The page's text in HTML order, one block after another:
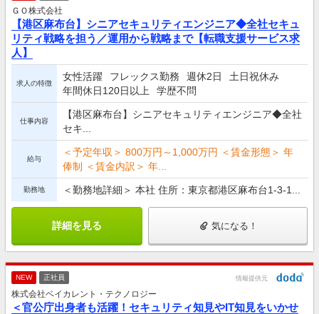
ＧＯ株式会社
【港区麻布台】シニアセキュリティエンジニア◆全社セキュ
リティ戦略を担う／運用から戦略まで【転職支援サービス求
人】
求人の特徴
女性活躍 フレックス勤務 週休2日
土日祝休み
年間休日120日以上
学歴不問
仕事内容
【港区麻布台】シニアセキュリティエンジニア◆全社
セキ...
給与
＜予定年収＞ 800万円～1,000万円 ＜賃金形態＞ 年
俸制 ＜賃金内訳＞ 年...
勤務地 ＜勤務地詳細＞ 本社 住所：東京都港区麻布台1-3-1...
詳細を見る 気になる！
NEW 正社員 情報提供元
株式会社ベイカレント・テクノロジー
＜官公庁出身者も活躍！セキュリティ知見やIT知見をいかせ